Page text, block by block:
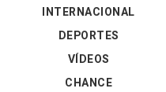
INTERNACIONAL
DEPORTES
VÍDEOS
CHANCE